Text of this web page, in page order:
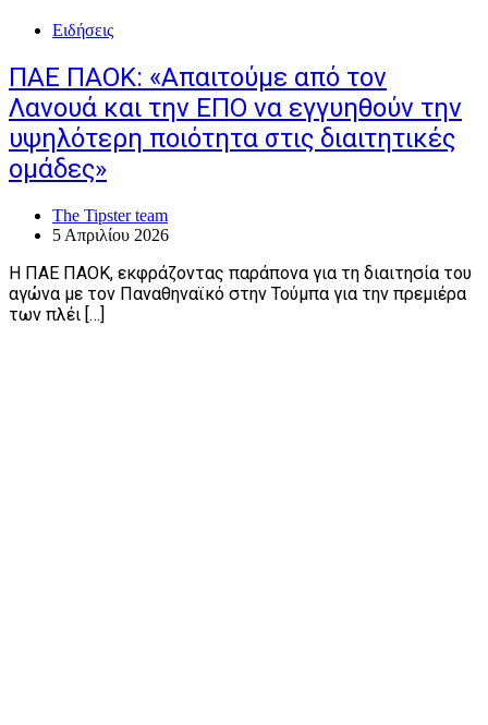
Ειδήσεις
ΠΑΕ ΠΑΟΚ: «Απαιτούμε από τον
Λανουά και την ΕΠΟ να εγγυηθούν την
υψηλότερη ποιότητα στις διαιτητικές
ομάδες»
The Tipster team
5 Απριλίου 2026
Η ΠΑΕ ΠΑΟΚ, εκφράζοντας παράπονα για τη διαιτησία του
αγώνα με τον Παναθηναϊκό στην Τούμπα για την πρεμιέρα
των πλέι […]